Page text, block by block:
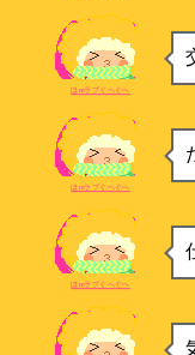
ほmラブぐへぐへ
ほmラブぐへぐへ
ほmラブぐへぐへ